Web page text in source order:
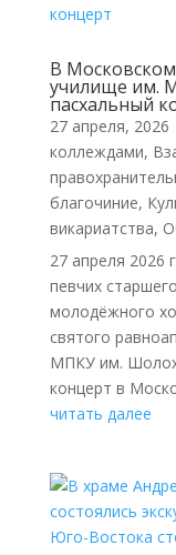
В
училище им.
пасхальный
27 апреля, 2026
коллеждами,
благочиние,
викариатства,
27 апреля 2026
певчих
молодёжного
святого
МПКУ им.
концерт в
читать далее